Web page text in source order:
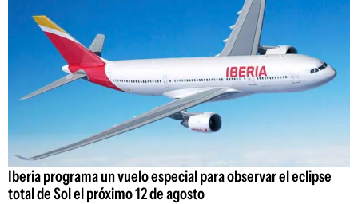
Iberia programa un vuelo especial para observar el eclipse
total de Sol el próximo 12 de agosto